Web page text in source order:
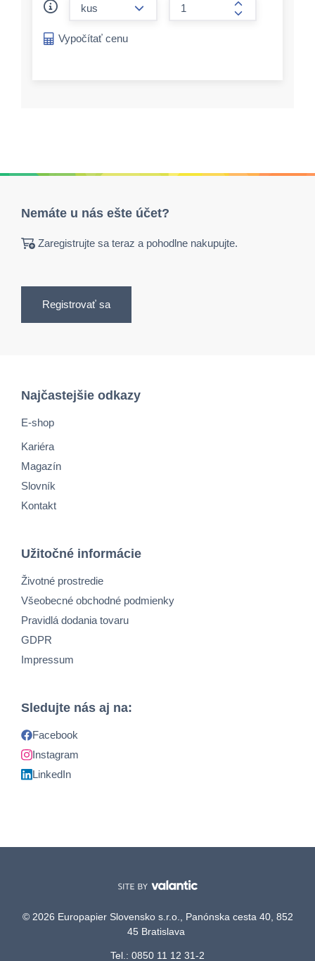
form.increase-
Vypočítať cenu
Nemáte u nás ešte účet?
Zaregistrujte sa teraz a pohodlne nakupujte.
Registrovať sa
Najčastejšie odkazy
E-shop
Kariéra
Magazín
Slovník
Kontakt
Užitočné informácie
Životné prostredie
Všeobecné obchodné podmienky
Pravidlá dodania tovaru
GDPR
Impressum
Sledujte nás aj na:
Facebook
Instagram
LinkedIn
© 2026 Europapier Slovensko s.r.o., Panónska cesta 40, 852
45 Bratislava
Tel.: 0850 11 12 31-2